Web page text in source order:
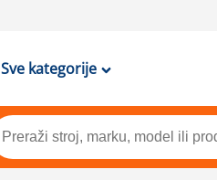
Sve kategorije